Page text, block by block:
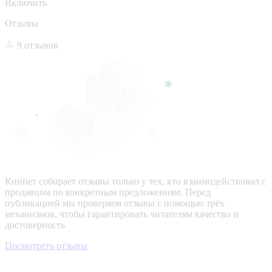
Включить
Отзывы
9 отзывов
Кинпет собирает отзывы только у тех, кто взаимодействовал с
продавцом по конкретным предложениям. Перед
публикацией мы проверяем отзывы с помощью трёх
механизмов, чтобы гарантировать читателям качество и
достоверность
Посмотреть отзывы